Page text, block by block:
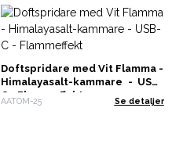
Doftspridare med Vit Flamma -
Himalayasalt-kammare - USB-
C - Flammeffekt
AATOM-25 Se detaljer